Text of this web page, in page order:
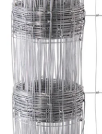
Rete per cavalli
Rete contro ratti
Reti per insetti
Rete contro tassi